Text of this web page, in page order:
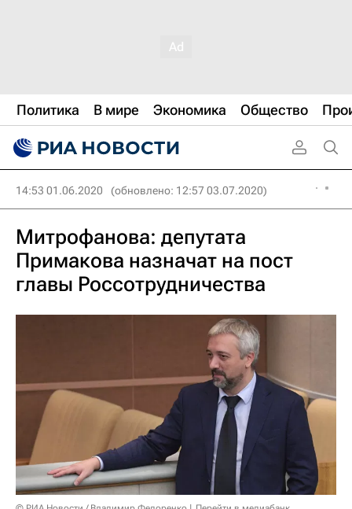
Политика В мире Экономика Общество
14:53 01.06.2020 (обновлено: 12:57 03.07.2020)
Митрофанова: депутата
Примакова назначат на пост
главы Россотрудничества